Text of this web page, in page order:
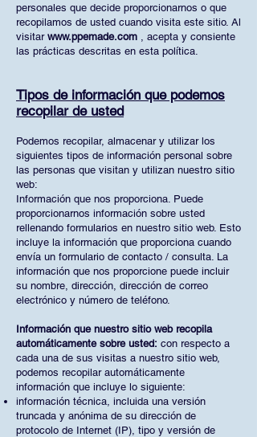
personales que decide proporcionarnos o que
recopilamos de usted cuando visita este sitio. Al
visitar www.ppemade.com , acepta y consiente
las prácticas descritas en esta política.
Tipos de información que podemos
recopilar de usted
Podemos recopilar, almacenar y utilizar los
siguientes tipos de información personal sobre
las personas que visitan y utilizan nuestro sitio
web:
Información que nos proporciona. Puede
proporcionarnos información sobre usted
rellenando formularios en nuestro sitio web. Esto
incluye la información que proporciona cuando
envía un formulario de contacto / consulta. La
información que nos proporcione puede incluir
su nombre, dirección, dirección de correo
electrónico y número de teléfono.
Información que nuestro sitio web recopila
automáticamente sobre usted: con respecto a
cada una de sus visitas a nuestro sitio web,
podemos recopilar automáticamente
información que incluye lo siguiente:
información técnica, incluida una versión
truncada y anónima de su dirección de
protocolo de Internet (IP), tipo y versión de